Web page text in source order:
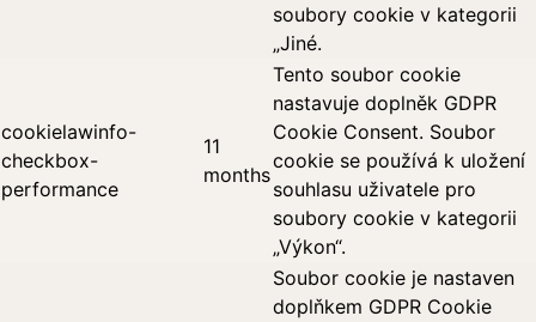
soubory cookie v kategorii
„Jiné.
cookielawinfo-
checkbox-
performance
11
months
Tento soubor cookie
nastavuje doplněk GDPR
Cookie Consent. Soubor
cookie se používá k uložení
souhlasu uživatele pro
soubory cookie v kategorii
„Výkon“.
Soubor cookie je nastaven
doplňkem GDPR Cookie